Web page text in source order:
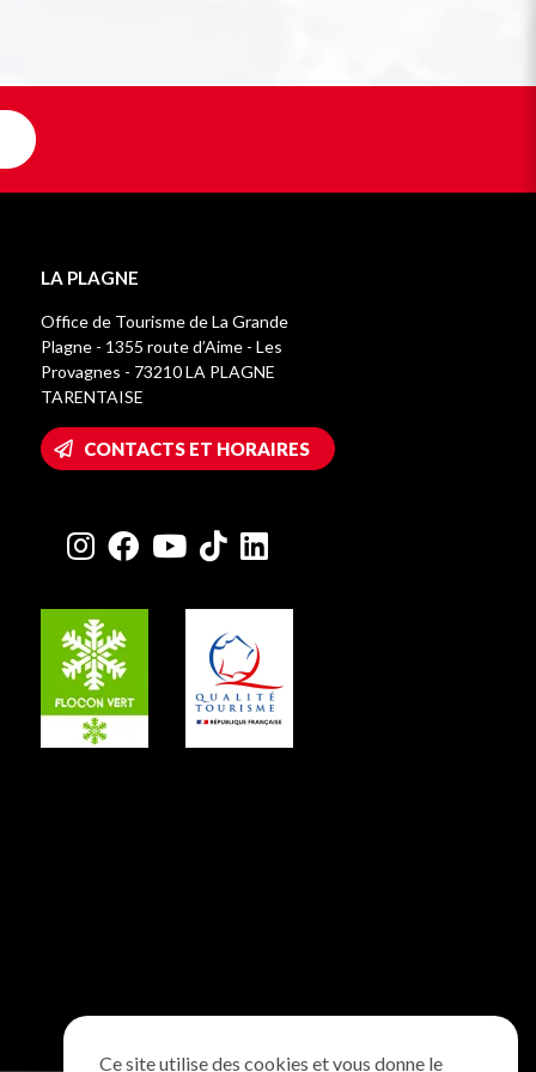
LA PLAGNE
Office de Tourisme de La Grande
Plagne - 1355 route d’Aime - Les
Provagnes - 73210 LA PLAGNE
TARENTAISE
CONTACTS ET HORAIRES
Ce site utilise des cookies et vous donne le